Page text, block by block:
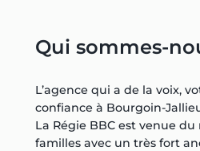
Qui sommes-
L’agence qui a de la voix,
confiance à Bourgoin-
La Régie BBC est venue
familles avec un très fort